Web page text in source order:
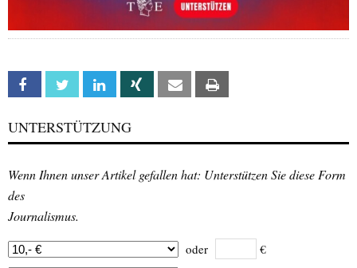
Facebook Twitter Linkedin Xing Email
UNTERSTÜTZUNG
Wenn Ihnen unser Artikel gefallen hat: Unterstützen Sie diese Form
des
Journalismus.
oder €